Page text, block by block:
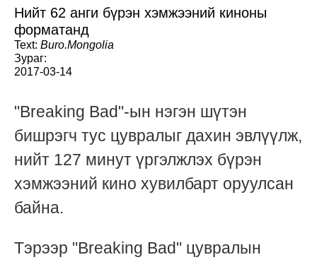
Нийт 62 анги бүрэн хэмжээний киноны
форматанд
Text: Buro.Mongolia
Зураг:
2017-03-14
"Breaking Bad"-ын нэгэн шүтэн
бишрэгч тус цувралыг дахин эвлүүлж,
нийт 127 минут үргэлжлэх бүрэн
хэмжээний кино хувилбарт оруулсан
байна.
Тэрээр "Breaking Bad" цувралын